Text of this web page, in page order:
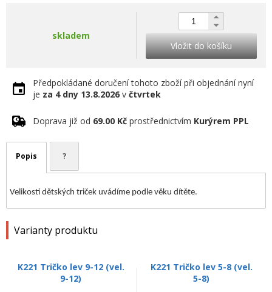
skladem
Vložit do košíku
Předpokládané doručení tohoto zboží při objednání nyní
je za 4 dny 13.8.2026 v čtvrtek
Doprava již od 69.00 Kč prostřednictvím Kurýrem PPL
Popis ?
Velikosti dětských triček uvádíme podle věku dítěte.
Varianty produktu
K221 Tričko lev 9-12 (vel.
9-12)
K221 Tričko lev 5-8 (vel.
5-8)